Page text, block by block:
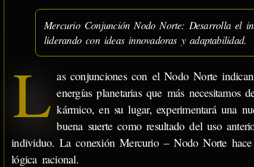
Mercurio Conjunción Nodo Norte: Desarrolla el
liderando con ideas innovadoras y adaptabilidad.
L as conjunciones con el Nodo Norte
energías planetarias que más necesitamos
kármico, en su lugar, experimentará una
buena suerte como resultado del uso
individuo. La conexión Mercurio – Nodo Norte
lógica racional.